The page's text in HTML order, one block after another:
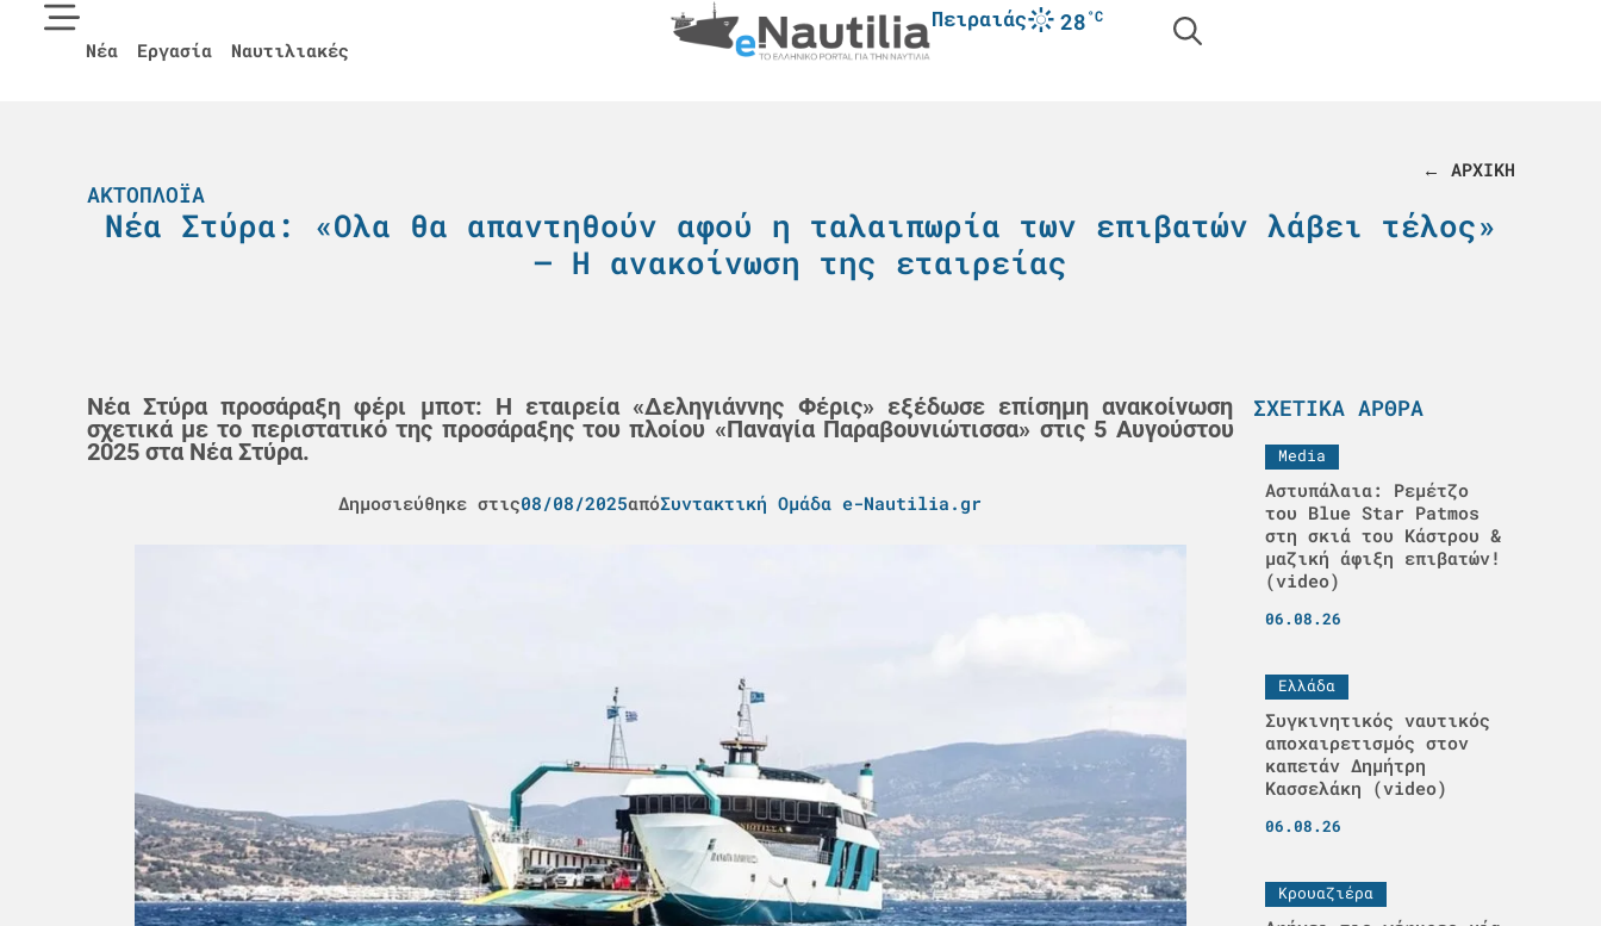
Νέα Εργασία Ναυτιλιακές
Πειραιάς 28°C
← ΑΡΧΙΚΗ
ΑΚΤΟΠΛΟΪΑ
Νέα Στύρα: «Ολα θα απαντηθούν αφού η ταλαιπωρία των επιβατών λάβει τέλος»
– Η ανακοίνωση της εταιρείας
Νέα Στύρα προσάραξη φέρι μποτ: Η εταιρεία «Δεληγιάννης Φέρις» εξέδωσε επίσημη ανακοίνωση
σχετικά με το περιστατικό της προσάραξης του πλοίου «Παναγία Παραβουνιώτισσα» στις 5 Αυγούστου
2025 στα Νέα Στύρα.
Δημοσιεύθηκε στις08/08/2025απόΣυντακτική Ομάδα e-Nautilia.gr
ΣΧΕΤΙΚΆ ΆΡΘΡΑ
Media
Αστυπάλαια: Ρεμέτζο
του Blue Star Patmos
στη σκιά του Κάστρου &
μαζική άφιξη επιβατών!
(video)
06.08.26
Ελλάδα
Συγκινητικός ναυτικός
αποχαιρετισμός στον
καπετάν Δημήτρη
Κασσελάκη (video)
06.08.26
Κρουαζιέρα